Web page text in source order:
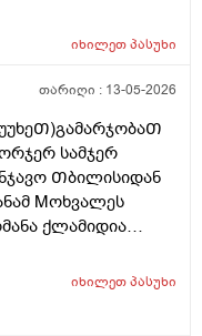
იხილეთპასუხი
თარიღი : 13-05-2026
სამჯერ
Თბილისიდან
Mოხვალეს
ქლამიდია
გამოᲩნდეს? მეორე
იხილეთპასუხი